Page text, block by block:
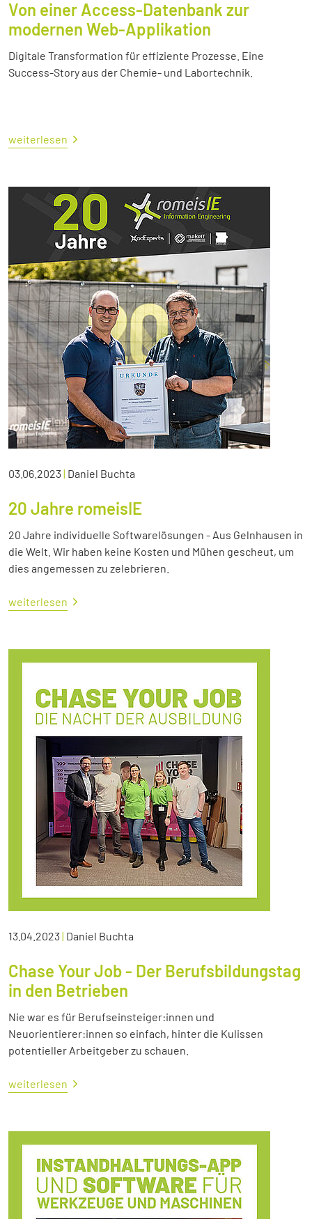
Von einer Access-Datenbank zur
modernen Web-Applikation
Digitale Transformation für effiziente Prozesse. Eine
Success-Story aus der Chemie- und Labortechnik.
weiterlesen
03.06.2023| Daniel Buchta
20 Jahre romeisIE
20 Jahre individuelle Softwarelösungen - Aus Gelnhausen in
die Welt. Wir haben keine Kosten und Mühen gescheut, um
dies angemessen zu zelebrieren.
weiterlesen
13.04.2023| Daniel Buchta
Chase Your Job - Der Berufsbildungstag
in den Betrieben
Nie war es für Berufseinsteiger:innen und
Neuorientierer:innen so einfach, hinter die Kulissen
potentieller Arbeitgeber zu schauen.
weiterlesen